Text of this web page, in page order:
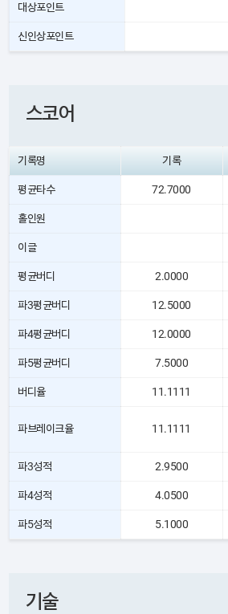
대상포인트
신인상포인트
스코어
기록명 기록
평균타수 72.7000
홀인원
이글
평균버디 2.0000
파3평균버디 12.5000
파4평균버디 12.0000
파5평균버디 7.5000
버디율 11.1111
파브레이크율 11.1111
파3성적 2.9500
파4성적 4.0500
파5성적 5.1000
기술